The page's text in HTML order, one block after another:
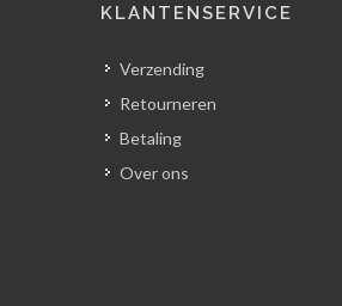
KLANTENSERVICE
Verzending
Retourneren
Betaling
Over ons